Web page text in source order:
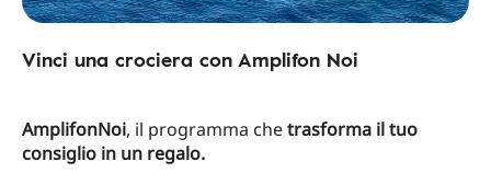
Vinci una crociera con Amplifon Noi
AmplifonNoi, il programma chetrasforma il tuo
consiglio in un regalo.